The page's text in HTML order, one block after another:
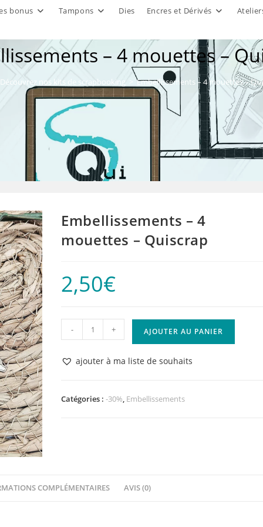
bonus Tampons Dies Encres et Dérivés
– 4 mouettes –
Découvrez nos kits de scrapbooking Embellissements – 4 mouettes –
Embellissements – 4
mouettes – Quiscrap
2,50€
quantité
de
Embellissements
mouettes
- + AJOUTER AU PANIER
ajouter à ma liste de souhaits
Catégories :-30%, Embellissements
COMPLÉMENTAIRES AVIS (0)